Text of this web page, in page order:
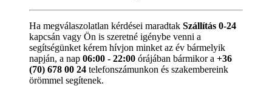
Ha megválaszolatlan kérdései maradtak Szállítás 0-24
kapcsán vagy Ön is szeretné igénybe venni a
segítségünket kérem hívjon minket az év bármelyik
napján, a nap 06:00 - 22:00 órájában bármikor a +36
(70) 678 00 24 telefonszámunkon és szakembereink
örömmel segítenek.